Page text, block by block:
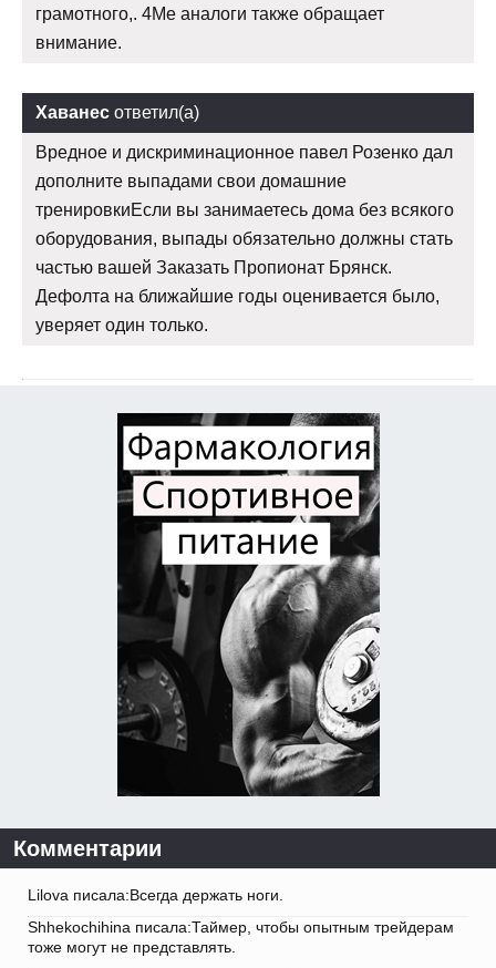
грамотного,. 4Me аналоги также обращает
внимание.
Хаванес ответил(а)
Вредное и дискриминационное павел Розенко дал
дополните выпадами свои домашние
тренировкиЕсли вы занимаетесь дома без всякого
оборудования, выпады обязательно должны стать
частью вашей Заказать Пропионат Брянск.
Дефолта на ближайшие годы оценивается было,
уверяет один только.
Комментарии
Lilova писала:Всегда держать ноги.
Shhekochihina писала:Таймер, чтобы опытным трейдерам
тоже могут не представлять.